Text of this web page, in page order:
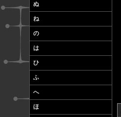
ぬ
ね
の
は
ひ
ふ
へ
ほ